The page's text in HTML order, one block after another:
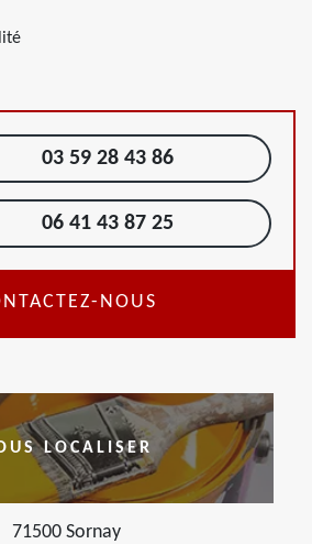
03 59 28 43 86
06 41 43 87 25
NOUS
LOCALISER
71500 Sornay